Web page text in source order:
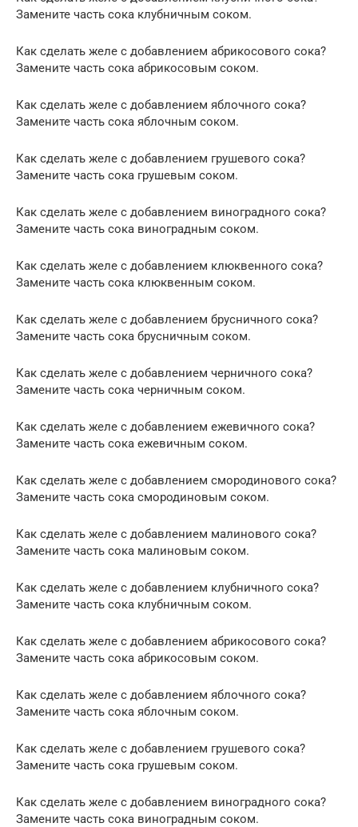
Замените часть сока клубничным соком.
Как сделать желе с добавлением абрикосового сока?
Замените часть сока абрикосовым соком.
Как сделать желе с добавлением яблочного сока?
Замените часть сока яблочным соком.
Как сделать желе с добавлением грушевого сока?
Замените часть сока грушевым соком.
Как сделать желе с добавлением виноградного сока?
Замените часть сока виноградным соком.
Как сделать желе с добавлением клюквенного сока?
Замените часть сока клюквенным соком.
Как сделать желе с добавлением брусничного сока?
Замените часть сока брусничным соком.
Как сделать желе с добавлением черничного сока?
Замените часть сока черничным соком.
Как сделать желе с добавлением ежевичного сока?
Замените часть сока ежевичным соком.
Как сделать желе с добавлением смородинового сока?
Замените часть сока смородиновым соком.
Как сделать желе с добавлением малинового сока?
Замените часть сока малиновым соком.
Как сделать желе с добавлением клубничного сока?
Замените часть сока клубничным соком.
Как сделать желе с добавлением абрикосового сока?
Замените часть сока абрикосовым соком.
Как сделать желе с добавлением яблочного сока?
Замените часть сока яблочным соком.
Как сделать желе с добавлением грушевого сока?
Замените часть сока грушевым соком.
Как сделать желе с добавлением виноградного сока?
Замените часть сока виноградным соком.